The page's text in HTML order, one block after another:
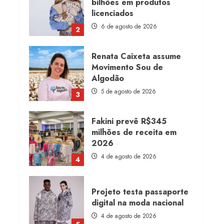
2
licenciados
6 de agosto de 2026
3
Renata Caixeta assume
Movimento Sou de
Algodão
5 de agosto de 2026
4
Fakini prevê R$345
milhões de receita em
2026
4 de agosto de 2026
Projeto testa passaporte
digital na moda nacional
4 de agosto de 2026